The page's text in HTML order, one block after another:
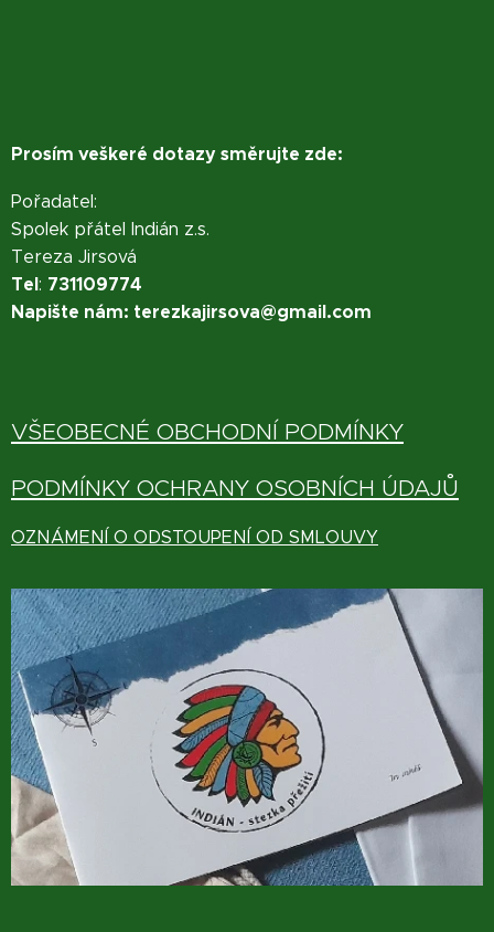
Prosím veškeré dotazy směrujte zde:
Pořadatel:
Spolek přátel Indián z.s.
Tereza Jirsová
Tel: 731109774
Napište nám: terezkajirsova@gmail.com
VŠEOBECNÉ OBCHODNÍ PODMÍNKY
PODMÍNKY OCHRANY OSOBNÍCH ÚDAJŮ
OZNÁMENÍ O ODSTOUPENÍ OD SMLOUVY